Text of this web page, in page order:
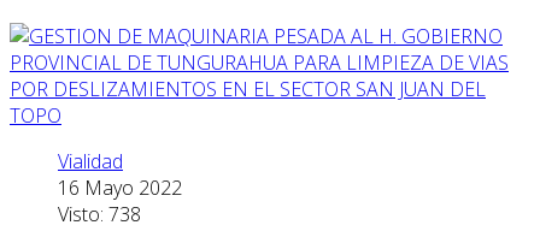
Vialidad
16 Mayo 2022
Visto: 738